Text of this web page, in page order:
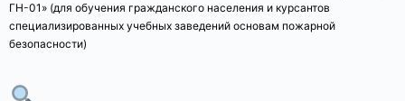
ГН-01» (для обучения гражданского населения и курсантов
специализированных учебных заведений основам пожарной
безопасности)